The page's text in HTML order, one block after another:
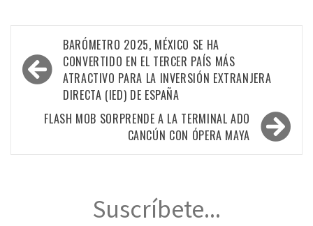
Navegación
de
entradas
BARÓMETRO 2025, MÉXICO SE HA
CONVERTIDO EN EL TERCER PAÍS MÁS
ATRACTIVO PARA LA INVERSIÓN EXTRANJERA
DIRECTA (IED) DE ESPAÑA
FLASH MOB SORPRENDE A LA TERMINAL ADO
CANCÚN CON ÓPERA MAYA
Suscríbete...